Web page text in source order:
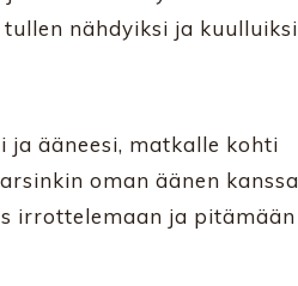
nähdyiksi ja kuulluiksi
ja ääneesi, matkalle kohti
oman äänen kanssa
irrottelemaan ja pitämään